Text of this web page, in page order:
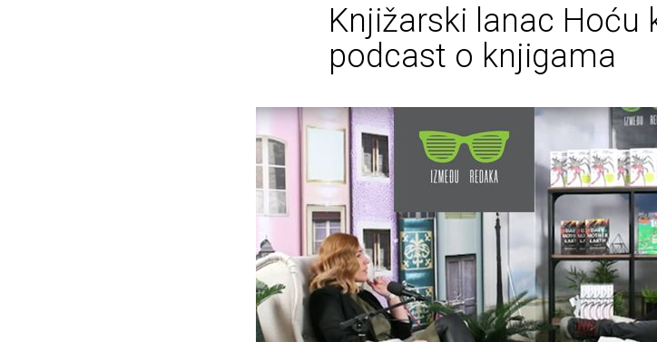
Knjižarski lanac Hoću
podcast o knjigama